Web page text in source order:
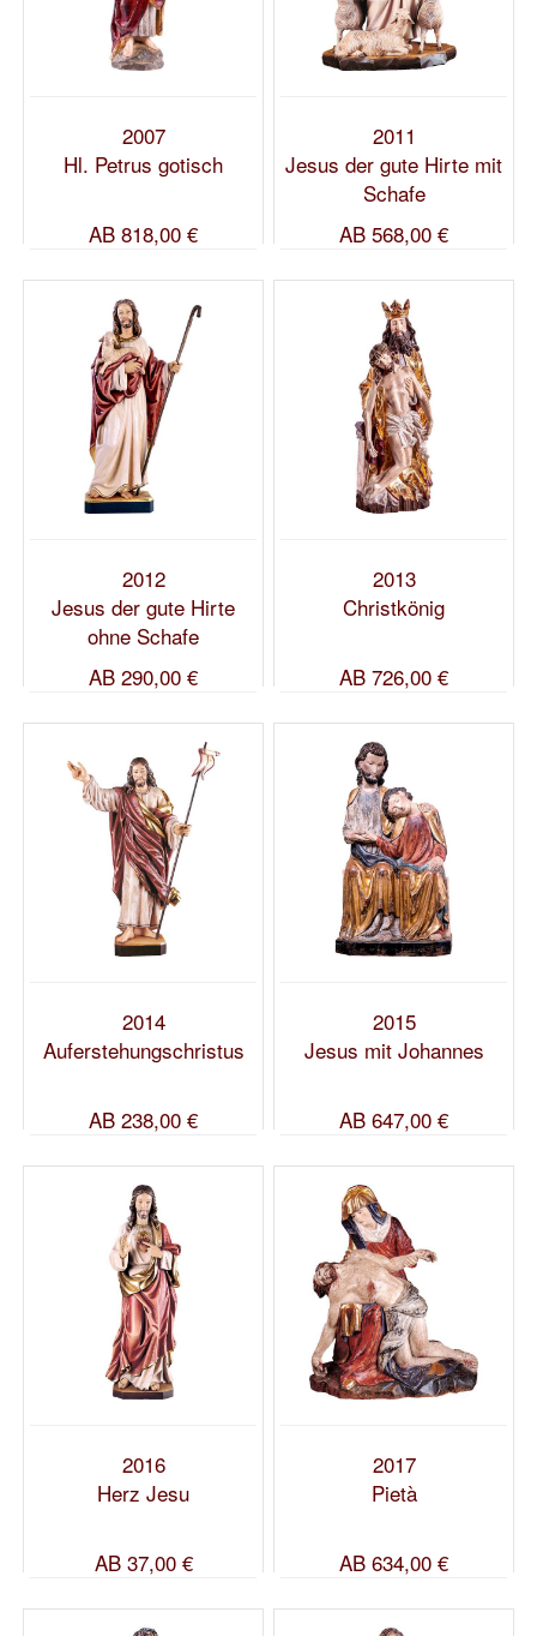
2007
Hl. Petrus gotisch
AB 818,00 €
2011
Jesus der gute Hirte mit
Schafe
AB 568,00 €
2012
Jesus der gute Hirte
ohne Schafe
AB 290,00 €
2013
Christkönig
AB 726,00 €
2014
Auferstehungschristus
AB 238,00 €
2015
Jesus mit Johannes
AB 647,00 €
2016
Herz Jesu
AB37,00 €
2017
Pietà
AB 634,00 €